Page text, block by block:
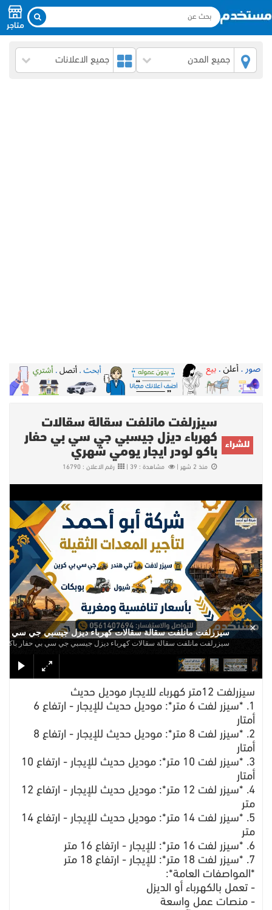
متاجر
جميع المدن جميع الاعلانات
للشراء
سيزرلفت مانلفت سقالة سقالات
كهرباء ديزل جيسبي جي سي بي حفار
باكو لودر ايجار يومي شهري
منذ 2 شهر | مشاهدة : 39 | رقم الاعلان : 16790
سيزرلفت مانلفت سقالة سقالات كهرباء ديزل جيسبي جي سي بي
سيزرلفت مانلفت سقالة سقالات كهرباء ديزل جيسبي جي سي بي حفار باكو
×
سيزرلفت 12متر كهرباء للايجار موديل حديث
1. *سيزر لفت 6 متر*: موديل حديث للإيجار - ارتفاع 6
أمتار
2. *سيزر لفت 8 متر*: موديل حديث للإيجار - ارتفاع 8
أمتار
3. *سيزر لفت 10 متر*: موديل حديث للإيجار - ارتفاع 10
أمتار
4. *سيزر لفت 12 متر*: موديل حديث للإيجار - ارتفاع 12
متر
5. *سيزر لفت 14 متر*: موديل حديث للإيجار - ارتفاع 14
متر
6. *سيزر لفت 16 متر*: للإيجار - ارتفاع 16 متر
7. *سيزر لفت 18 متر*: للإيجار - ارتفاع 18 متر
*المواصفات العامة*:
- تعمل بالكهرباء أو الديزل
- منصات عمل واسعة